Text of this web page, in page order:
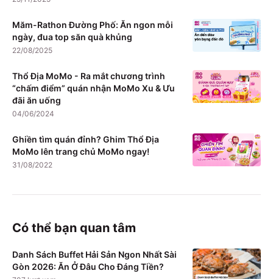
Măm-Rathon Đường Phố: Ăn ngon mỗi
ngày, đua top săn quà khủng
22/08/2025
Thổ Địa MoMo - Ra mắt chương trình
“chấm điểm” quán nhận MoMo Xu & Ưu
đãi ăn uống
04/06/2024
Ghiền tìm quán đỉnh? Ghim Thổ Địa
MoMo lên trang chủ MoMo ngay!
31/08/2022
Có thể bạn quan tâm
Danh Sách Buffet Hải Sản Ngon Nhất Sài
Gòn 2026: Ăn Ở Đâu Cho Đáng Tiền?